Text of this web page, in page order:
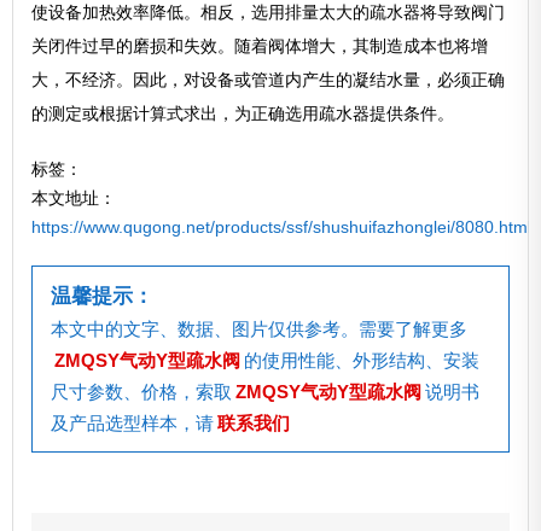
使设备加热效率降低。相反，选用排量太大的疏水器将导致阀门
关闭件过早的磨损和失效。随着阀体增大，其制造成本也将增
大，不经济。因此，对设备或管道内产生的凝结水量，必须正确
的测定或根据计算式求出，为正确选用疏水器提供条件。
标签：
本文地址：
https://www.qugong.net/products/ssf/shushuifazhonglei/8080.html
温馨提示：
本文中的文字、数据、图片仅供参考。需要了解更多
ZMQSY气动Y型疏水阀 的使用性能、外形结构、安装
尺寸参数、价格，索取 ZMQSY气动Y型疏水阀 说明书
及产品选型样本，请联系我们